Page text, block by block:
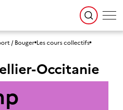
/ Bouger Les cours collectifs
Occitanie